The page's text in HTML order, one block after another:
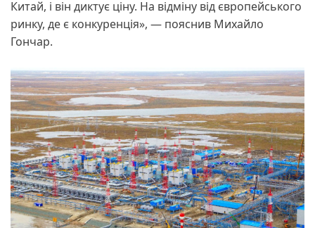
Китай, і він диктує ціну. На відміну від європейського
ринку, де є конкуренція», — пояснив Михайло
Гончар.